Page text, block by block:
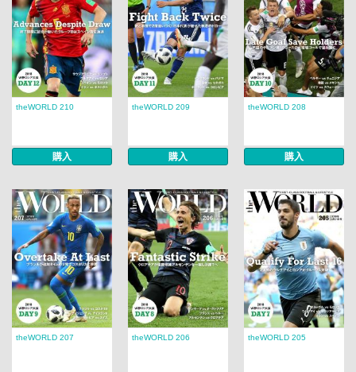
theWORLD 210
購入
theWORLD 209
購入
theWORLD 208
購入
theWORLD 207 theWORLD 206 theWORLD 205